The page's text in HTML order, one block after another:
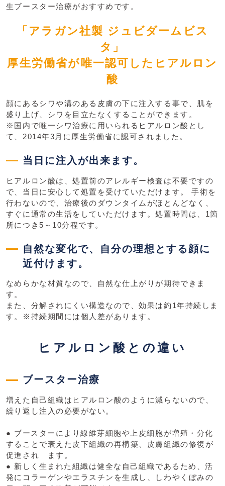
生ブースター治療がおすすめです。
「アラガン社製 ジュビダームビス
タ」
厚生労働省が唯一認可したヒアルロン
酸
顔にあるシワや溝のある皮膚の下に注入する事で、肌を
盛り上げ、シワを目立たなくすることができます。
※国内で唯一シワ治療に用いられるヒアルロン酸とし
て、2014年3月に厚生労働省に認可されました。
当日に注入が出来ます。
ヒアルロン酸は、処置前のアレルギー検査は不要ですの
で、当日に安心して処置を受けていただけます。 手術を
行わないので、治療後のダウンタイムがほとんどなく、
すぐに通常の生活をしていただけます。処置時間は、1箇
所につき5～10分程です。
自然な変化で、自分の理想とする顔に
近付けます。
なめらかな材質なので、自然な仕上がりが期待できま
す。
また、分解されにくい構造なので、効果は約1年持続しま
す。※持続期間には個人差があります。
ヒアルロン酸との違い
ブースター治療
増えた自己組織はヒアルロン酸のように減らないので、
繰り返し注入の必要がない。
● ブースターにより線維芽細胞や上皮細胞が増殖・分化
することで衰えた皮下組織の再構築、皮膚組織の修復が
促進され ます。
● 新しく生まれた組織は健全な自己組織であるため、活
発にコラーゲンやエラスチンを生成し、しわやくぼみの